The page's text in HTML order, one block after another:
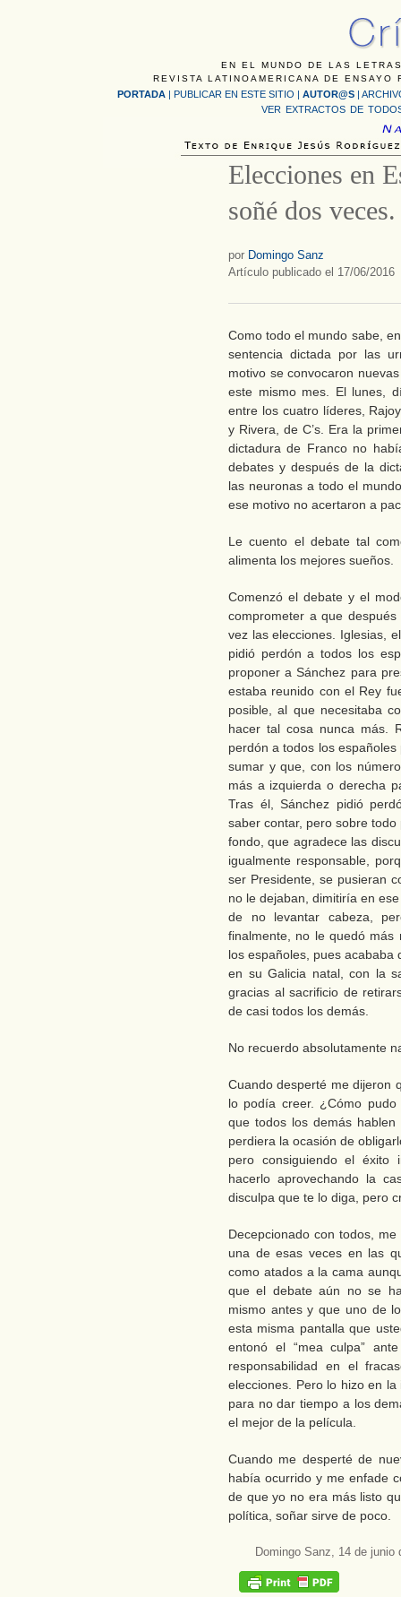
EN EL MUNDO DE LAS
REVISTA LATINOAMERICANA DE
PORTADA | PUBLICAR EN ESTE SITIO | AUTOR@S |
VER EXTRACTOS DE
Elecciones en
soñé dos veces.
por Domingo Sanz
Artículo publicado el 17/06/2016
Como todo el mundo sabe,
sentencia dictada por las
motivo se convocaron
este mismo mes. El lunes,
entre los cuatro líderes,
y Rivera, de C’s. Era la
dictadura de Franco no
debates y después de la
las neuronas a todo el
ese motivo no acertaron a
Le cuento el debate tal
alimenta los mejores sueños.
Comenzó el debate y el
comprometer a que
vez las elecciones. Iglesias,
pidió perdón a todos los
proponer a Sánchez para
estaba reunido con el Rey
posible, al que necesitaba
hacer tal cosa nunca más.
perdón a todos los
sumar y que, con los
más a izquierda o derecha
Tras él, Sánchez pidió
saber contar, pero sobre
fondo, que agradece las
igualmente responsable,
ser Presidente, se pusieran
no le dejaban, dimitiría en
de no levantar cabeza,
finalmente, no le quedó
los españoles, pues
en su Galicia natal, con la
gracias al sacrificio de
de casi todos los demás.
No recuerdo absolutamente
Cuando desperté me dijeron
lo podía creer. ¿Cómo
que todos los demás
perdiera la ocasión de
pero consiguiendo el éxito
hacerlo aprovechando la
disculpa que te lo diga, pero
Decepcionado con todos,
una de esas veces en las
como atados a la cama
que el debate aún no se
mismo antes y que uno de
esta misma pantalla que
entonó el “mea culpa”
responsabilidad en el
elecciones. Pero lo hizo en
para no dar tiempo a los
el mejor de la película.
Cuando me desperté de
había ocurrido y me enfade
de que yo no era más listo
política, soñar sirve de poco.
Domingo Sanz, 14 de junio